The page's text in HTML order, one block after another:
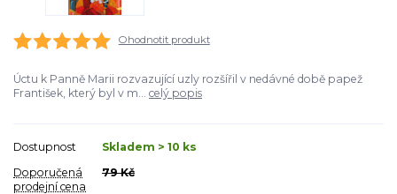
Ohodnotit produkt
Úctu k Panně Marii rozvazující uzly rozšířil v nedávné době papež
František, který byl v m... celý popis
Dostupnost
Skladem > 10 ks
Doporučená
prodejní cena
79 Kč